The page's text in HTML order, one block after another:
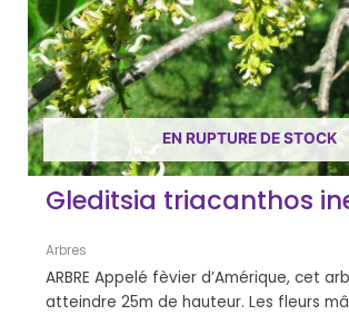
EN RUPTURE DE STOCK
Gleditsia triacanthos
Arbres
ARBRE Appelé fèvier d’Amérique, cet
atteindre 25m de hauteur. Les fleurs